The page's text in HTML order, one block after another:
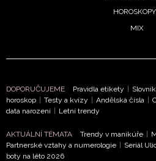
vyhodnocení akce a zasílání
Chcete navíc dostávat i další
zpracováním údajů k tomuto
soukromí BurdaMedia Extra
HOROSKOPY
MIX
DOPORUČUJEME Pravidla etikety |
horoskop | Testy a kvízy | Andělská čísla |
data narození | Letní trendy
AKTUÁLNÍ TÉMATA Trendy v manikúře |
Partnerské vztahy a numerologie | Seriál
boty na léto 2026